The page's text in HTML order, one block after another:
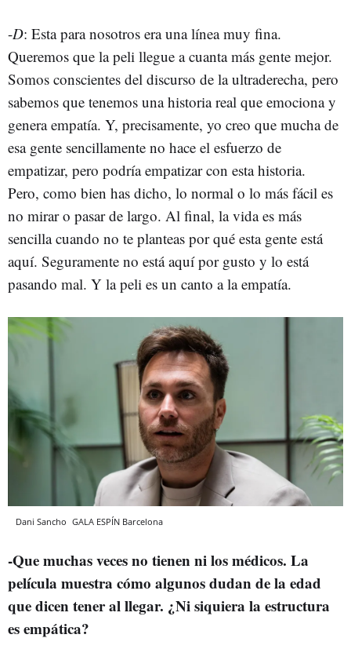
-D: Esta para nosotros era una línea muy fina.
Queremos que la peli llegue a cuanta más gente mejor.
Somos conscientes del discurso de la ultraderecha, pero
sabemos que tenemos una historia real que emociona y
genera empatía. Y, precisamente, yo creo que mucha de
esa gente sencillamente no hace el esfuerzo de
empatizar, pero podría empatizar con esta historia.
Pero, como bien has dicho, lo normal o lo más fácil es
no mirar o pasar de largo. Al final, la vida es más
sencilla cuando no te planteas por qué esta gente está
aquí. Seguramente no está aquí por gusto y lo está
pasando mal. Y la peli es un canto a la empatía.
Dani Sancho GALA ESPÍN Barcelona
-Que muchas veces no tienen ni los médicos. La
película muestra cómo algunos dudan de la edad
que dicen tener al llegar. ¿Ni siquiera la estructura
es empática?